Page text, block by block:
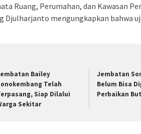
Ruang, Perumahan, dan Kawasan
Djulharjanto mengungkapkan bahwa
Bailey
Telah
Siap Dilalui
Sekitar
Jembatan
Belum Bisa
Perbaikan